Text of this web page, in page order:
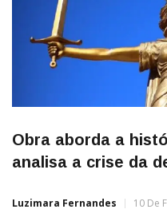
Obra aborda a
analisa a crise da
Luzimara Fernandes 10 De